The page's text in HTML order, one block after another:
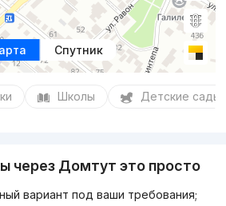
Спутник
Школы Детские сады
через Домтут это просто
вариант под ваши требования;